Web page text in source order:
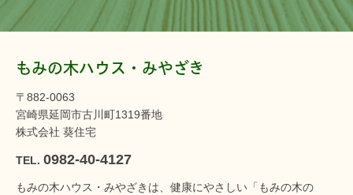
もみの木ハウス・みやざき
〒882-0063
宮崎県延岡市古川町1319番地
株式会社 葵住宅
TEL. 0982-40-4127
もみの木ハウス・みやざきは、健康にやさしい「もみの木の